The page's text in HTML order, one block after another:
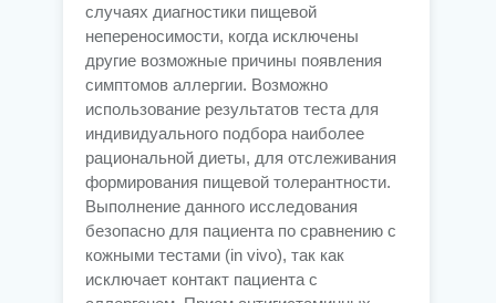
случаях диагностики пищевой
непереносимости, когда исключены
другие возможные причины появления
симптомов аллергии. Возможно
использование результатов теста для
индивидуального подбора наиболее
рациональной диеты, для отслеживания
формирования пищевой толерантности.
Выполнение данного исследования
безопасно для пациента по сравнению с
кожными тестами (in vivo), так как
исключает контакт пациента с